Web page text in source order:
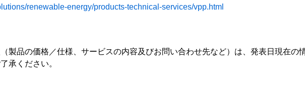
renewable-energy/products-technical-services/vpp.html
製品の価格／仕様、サービスの内容及びお問い合わせ先など）は、発表日現在の
承ください。